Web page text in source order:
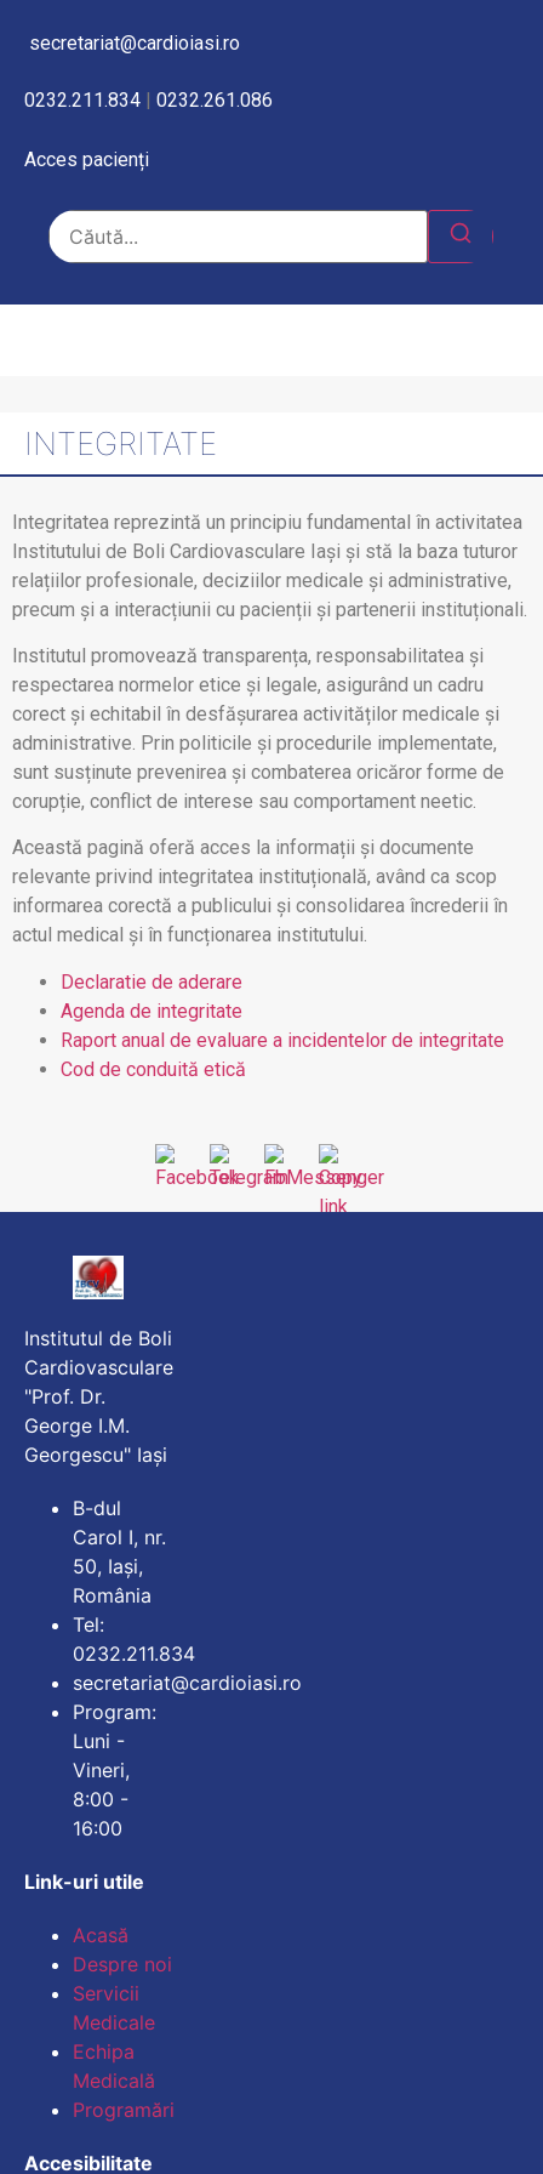
secretariat@cardioiasi.ro
0232.211.834 0232.261.086
Acces pacienți
INTEGRITATE
Integritatea reprezintă un principiu fundamental în activitatea
Institutului de Boli Cardiovasculare Iași și stă la baza tuturor
relațiilor profesionale, deciziilor medicale și administrative,
precum și a interacțiunii cu pacienții și partenerii instituționali.
Institutul promovează transparența, responsabilitatea și
respectarea normelor etice și legale, asigurând un cadru
corect și echitabil în desfășurarea activităților medicale și
administrative. Prin politicile și procedurile implementate,
sunt susținute prevenirea și combaterea oricăror forme de
corupție, conflict de interese sau comportament neetic.
Această pagină oferă acces la informații și documente
relevante privind integritatea instituțională, având ca scop
informarea corectă a publicului și consolidarea încrederii în
actul medical și în funcționarea institutului.
Declaratie de aderare
Agenda de integritate
Raport anual de evaluare a incidentelor de integritate
Cod de conduită etică
Institutul de Boli
Cardiovasculare
"Prof. Dr.
George I.M.
Georgescu" Iași
B-dul
Carol I, nr.
50, Iași,
România
Tel:
0232.211.834
secretariat@cardioiasi.ro
Program:
Luni -
Vineri,
8:00 -
16:00
Link-uri utile
Acasă
Despre noi
Servicii
Medicale
Echipa
Medicală
Programări
Accesibilitate